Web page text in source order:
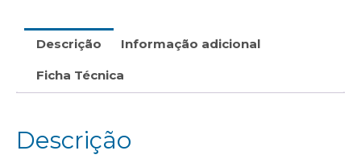
Descrição Informação adicional
Ficha Técnica
Descrição